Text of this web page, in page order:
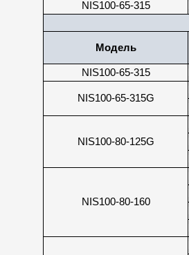
NIS100-65-315
Модель
NIS100-65-315
NIS100-65-315G
NIS100-80-125G
NIS100-80-160